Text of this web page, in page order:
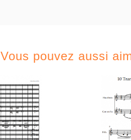
Vous pouvez aussi